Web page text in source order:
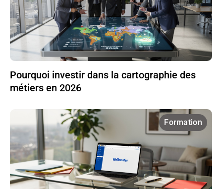
Pourquoi investir dans la cartographie des
métiers en 2026
Formation